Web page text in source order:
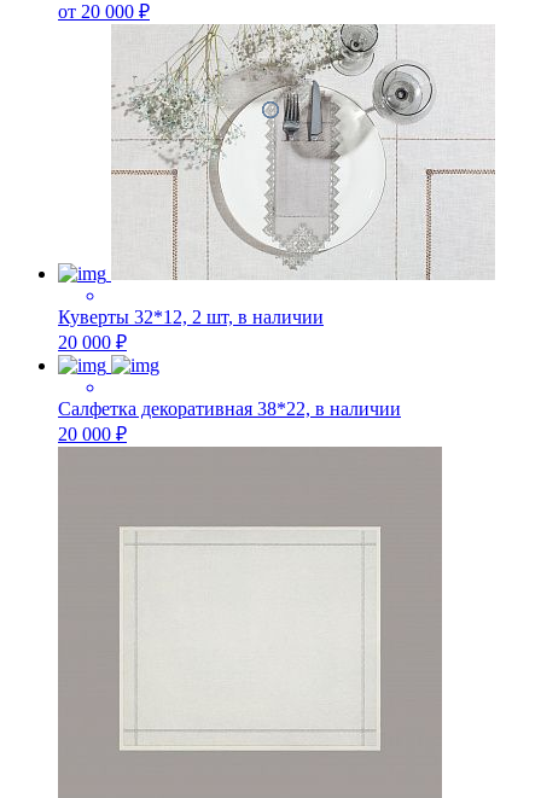
от 20 000 ₽
Куверты 32*12, 2 шт, в наличии
20 000 ₽
Салфетка декоративная 38*22, в наличии
20 000 ₽